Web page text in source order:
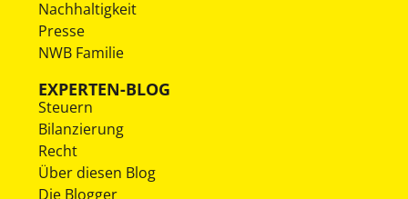
Nachhaltigkeit
Presse
NWB Familie
EXPERTEN-BLOG
Steuern
Bilanzierung
Recht
Über diesen Blog
Die Blogger